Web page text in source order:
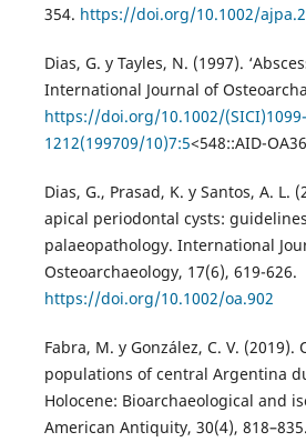
354. https://doi.org/10.1002/
Dias, G. y Tayles, N. (1997).
International Journal of
https://doi.org/10.1002/(SICI)1099-
1212(199709/10)7:5<548::AID-
Dias, G., Prasad, K. y Santos, A. L.
apical periodontal cysts:
palaeopathology. International
Osteoarchaeology, 17(6), 619-626.
https://doi.org/10.1002/oa.902
Fabra, M. y González, C. V.
populations of central Argentina
Holocene: Bioarchaeological and
American Antiquity, 30(4), 818–835.